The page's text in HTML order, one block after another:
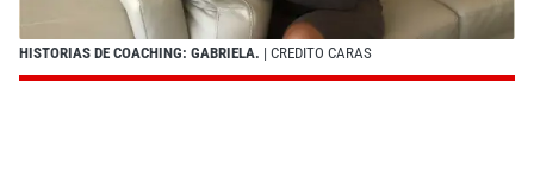
HISTORIAS DE COACHING: GABRIELA. | CREDITO CARAS